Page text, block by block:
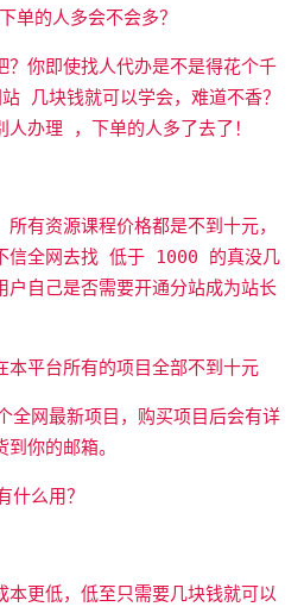
的人多会不会多？
？你即使找人代办是不是得花个千
几块钱就可以学会，难道不香？
办理 ，下单的人多了去了！
有资源课程价格都是不到十元，
信全网去找 低于 1000 的真没几
户自己是否需要开通分站成为站长
本平台所有的项目全部不到十元
网最新项目，购买项目后会有详
你的邮箱。
么用？
本更低，低至只需要几块钱就可以